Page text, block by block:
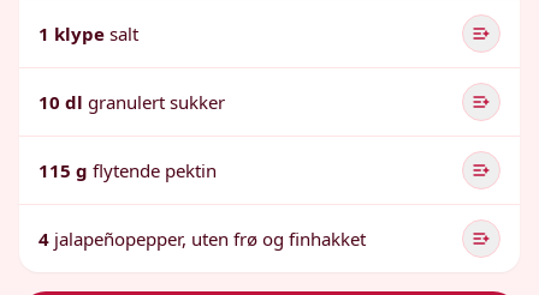
1 klype salt
10 dl granulert sukker
115 g flytende pektin
4 jalapeñopepper, uten frø og finhakket